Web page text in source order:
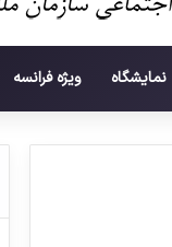
نمایشگاه ویژه فرانسه